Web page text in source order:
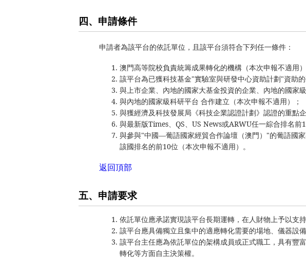
四、申請條件
申請者為該平台的依託單位，且該平台須符合下列任一條件：
澳門高等院校負責統籌成果轉化的機構（本次申報不適用）
該平台為已獲科技基金"實驗室與研發中心資助計劃"資助
與上市企業、內地的國家大基金投資的企業、內地的國家
與內地的國家級科研平台 合作建立（本次申報不適用）；
與獲經濟及科技發展局《科技企業認證計劃》認證的重點
與最新版Times、QS、US News或ARWU任一綜合排名
與參與"中國—葡語國家經貿合作論壇（澳門）"的葡語國
該國排名的前10位（本次申報不適用）。
返回頂部
五、申請要求
依託單位應承諾實現該平台長期運轉，在人財物上予以支持
該平台應具備獨立且集中的適應轉化需要的場地、儀器設
該平台主任應為依託單位的架構成員或正式職工，具有豐
轉化等方面自主決策權。